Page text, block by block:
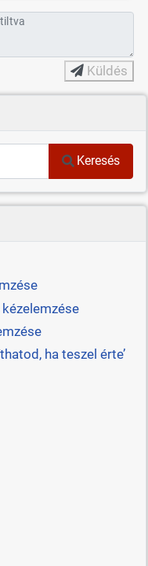
Küldés
Keresés
kézelemzése
ha teszel érte’